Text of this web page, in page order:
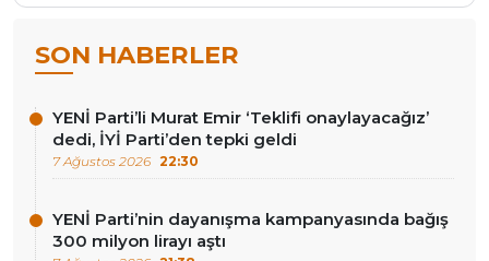
SON HABERLER
YENİ Parti’li Murat Emir ‘Teklifi onaylayacağız’
dedi, İYİ Parti’den tepki geldi
7 Ağustos 2026 22:30
YENİ Parti’nin dayanışma kampanyasında bağış
300 milyon lirayı aştı